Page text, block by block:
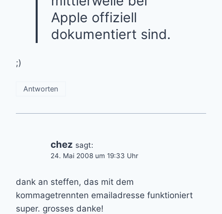
Apple offiziell
dokumentiert sind.
;)
Antworten
chez sagt:
24. Mai 2008 um 19:33 Uhr
dank an steffen, das mit dem
kommagetrennten emailadresse funktioniert
super. grosses danke!